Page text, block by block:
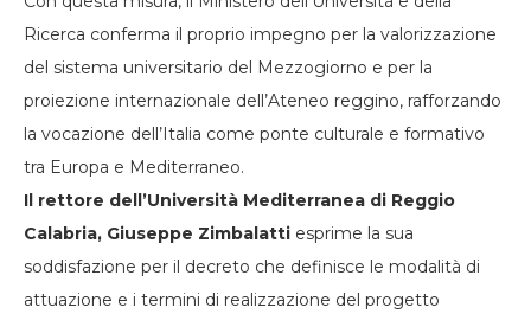
Ricerca conferma il proprio impegno per la valorizzazione
del sistema universitario del Mezzogiorno e per la
proiezione internazionale dell’Ateneo reggino, rafforzando
la vocazione dell’Italia come ponte culturale e formativo
tra Europa e Mediterraneo.
Il rettore dell’Università Mediterranea di Reggio
Calabria, Giuseppe Zimbalatti esprime la sua
soddisfazione per il decreto che definisce le modalità di
attuazione e i termini di realizzazione del progetto